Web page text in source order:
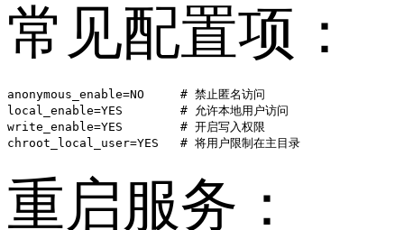
常见配置项：
anonymous_enable=NO     # 禁止匿名访问
local_enable=YES        # 允许本地用户访问
write_enable=YES        # 开启写入权限
重启服务：